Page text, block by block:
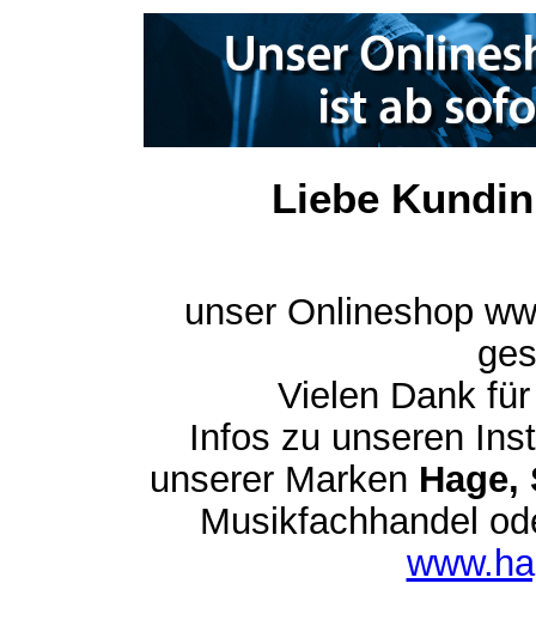
Liebe
unser Onlineshop
Vielen Dank
Infos zu unseren
unserer Marken Hage,
Musikfachhandel